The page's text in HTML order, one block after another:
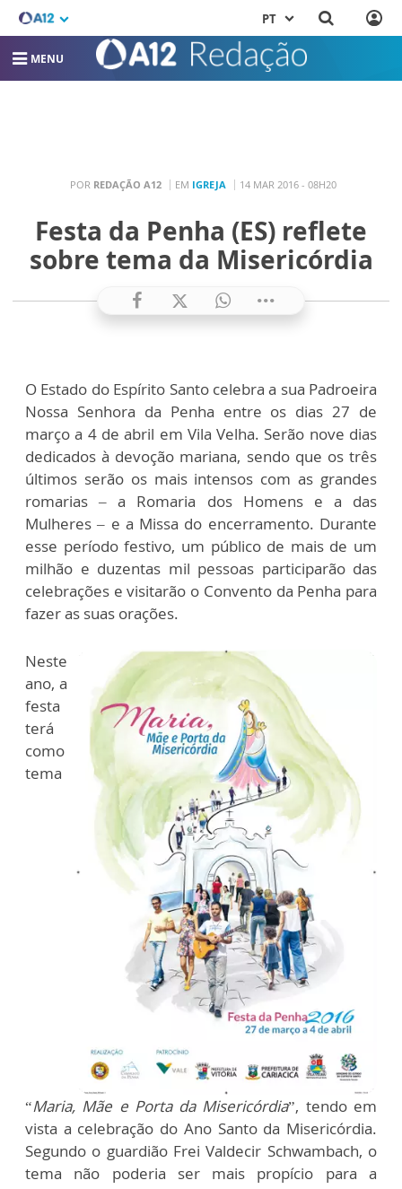
PT
MENU
POR REDAÇÃO A12 EM IGREJA 14 MAR 2016 - 08H20
Festa da Penha (ES) reflete
sobre tema da Misericórdia
O Estado do Espírito Santo celebra a sua Padroeira
Nossa Senhora da Penha entre os dias 27 de
março a 4 de abril em Vila Velha. Serão nove dias
dedicados à devoção mariana, sendo que os três
últimos serão os mais intensos com as grandes
romarias – a Romaria dos Homens e a das
Mulheres – e a Missa do encerramento. Durante
esse período festivo, um público de mais de um
milhão e duzentas mil pessoas participarão das
celebrações e visitarão o Convento da Penha para
fazer as suas orações.
Neste
ano, a
festa
terá
como
tema
“Maria, Mãe e Porta da Misericórdia”, tendo em
vista a celebração do Ano Santo da Misericórdia.
Segundo o guardião Frei Valdecir Schwambach, o
tema não poderia ser mais propício para a